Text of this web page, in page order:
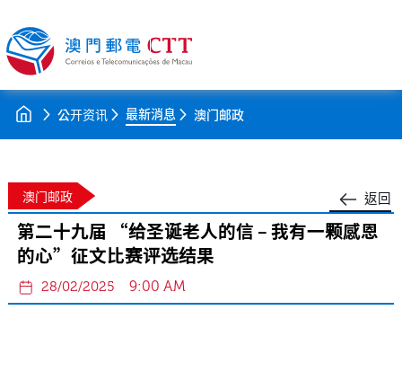
公开资讯 最新消息 澳门邮政
返回
澳门邮政
第二十九届 “给圣诞老人的信 – 我有一颗感恩
的心”征文比赛评选结果
28/02/2025 9:00 AM